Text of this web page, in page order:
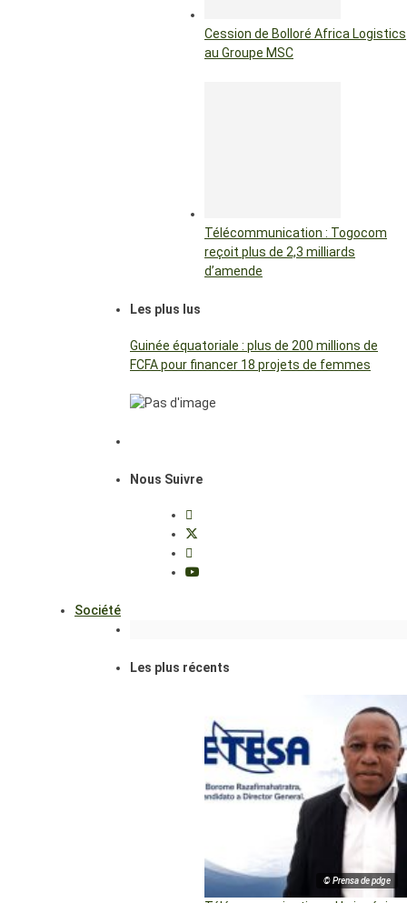
Cession de Bolloré Africa Logistics
au Groupe MSC
Télécommunication : Togocom
reçoit plus de 2,3 milliards
d’amende
Les plus lus
Guinée équatoriale : plus de 200 millions de
FCFA pour financer 18 projets de femmes
Nous Suivre
Société
Les plus récents
© Prensa de pdge